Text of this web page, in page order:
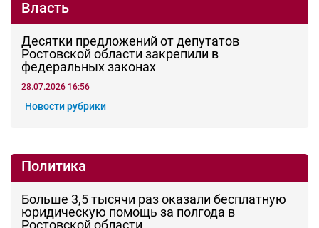
Две больницы в Ростовской области
заплатят штраф после смерти пациента из-
за ошибочного диагноза
вчера, 14:15
ЧП
40 градусов в тени: штормовое
предупреждение объявили в Ростовской
области